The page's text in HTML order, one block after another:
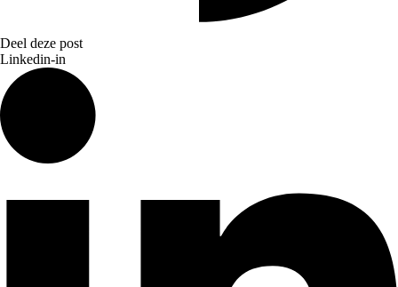
Deel deze post
Linkedin-in